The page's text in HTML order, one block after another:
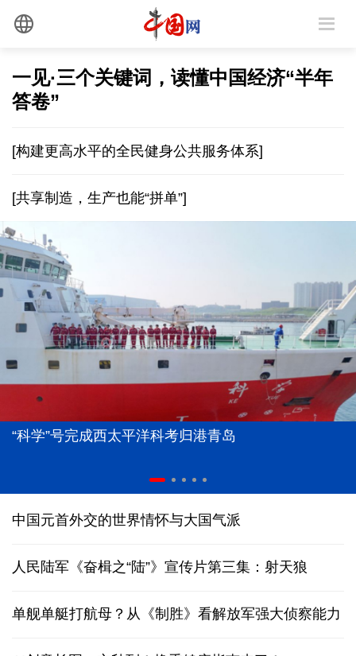
一见·三个关键词，读懂中国经济“半年
答卷”
[构建更高水平的全民健身公共服务体系]
[共享制造，生产也能“拼单”]
“科学”号完成西太平洋科考归港青岛
中国元首外交的世界情怀与大国气派
人民陆军《奋楫之“陆”》宣传片第三集：射天狼
单舰单艇打航母？从《制胜》看解放军强大侦察能力